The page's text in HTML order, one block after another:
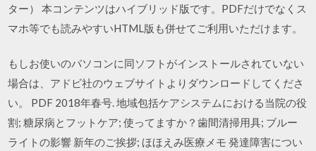
ター） 本コンテンツはハイブリッド版です。PDFだけでなくス
マホ等でも読みやすいHTML版も併せてご利用いただけます。
もしお使いのパソコンに同ソフトがインストールされていない
場合は、アドビ社のウェブサイトよりダウンロードしてくださ
い。 PDF 2018年春号. 地域包括ケアシステムにおける当院の役
割; 糖尿病とフットケア; 使ってますか？歯間清掃用具; ブルー
ライトの影響 新年のご挨拶; ほほえみ医療メモ 発達障害につい